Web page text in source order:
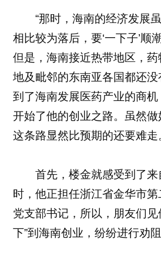
“那时，海南的经济发展虽
相比较为落后，要‘一下子’顺
但是，海南接近热带地区，
地及毗邻的东南亚各国都还没
到了海南发展医药产业的商
开始了他的创业之路。虽然
这条路显然比预期的还要难走
首先，楼金就感受到了来
时，他正担任浙江省金华市
党支部书记，所以，朋友们见
下”到海南创业，纷纷进行劝阻